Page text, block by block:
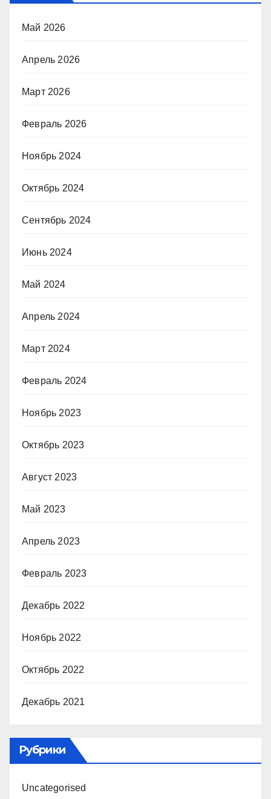
Май 2026
Апрель 2026
Март 2026
Февраль 2026
Ноябрь 2024
Октябрь 2024
Сентябрь 2024
Июнь 2024
Май 2024
Апрель 2024
Март 2024
Февраль 2024
Ноябрь 2023
Октябрь 2023
Август 2023
Май 2023
Апрель 2023
Февраль 2023
Декабрь 2022
Ноябрь 2022
Октябрь 2022
Декабрь 2021
Рубрики
Uncategorised